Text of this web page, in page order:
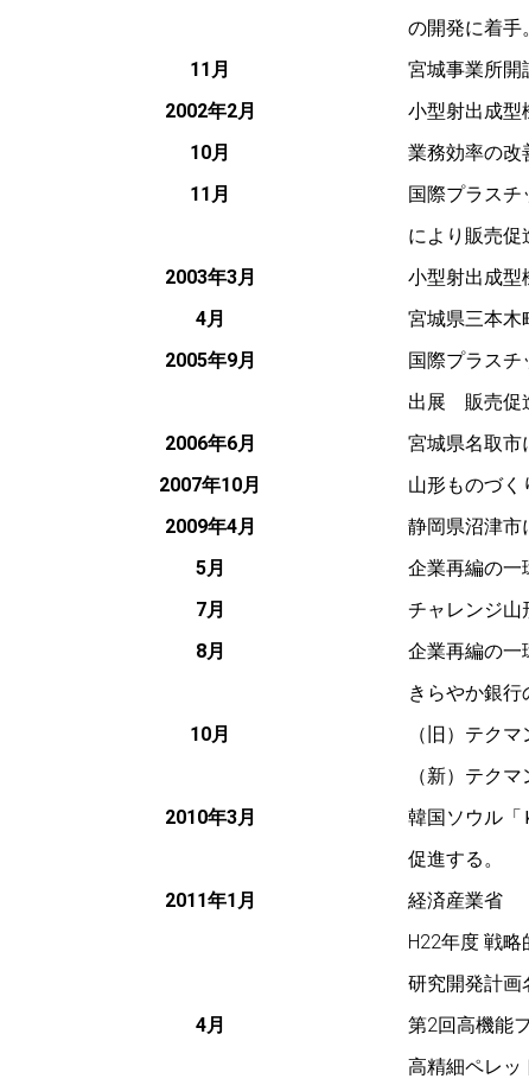
の開発に着手。
11月
宮城事業所開
2002年2月
小型射出成型
10月
業務効率の改
11月
国際プラス
により販売促
2003年3月
小型射出成型
4月
宮城県三本木
2005年9月
国際プラス
出展 販売促
2006年6月
宮城県名取市
2007年10月
山形ものづく
2009年4月
静岡県沼津市
5月
企業再編の一
7月
チャレンジ山
8月
企業再編の一
きらやか銀行
10月
（旧）テク
（新）テク
2010年3月
韓国ソウル
促進する。
2011年1月
経済産業省
H22年度 戦
研究開発計画
4月
第2回高機能
高精細ペレッ